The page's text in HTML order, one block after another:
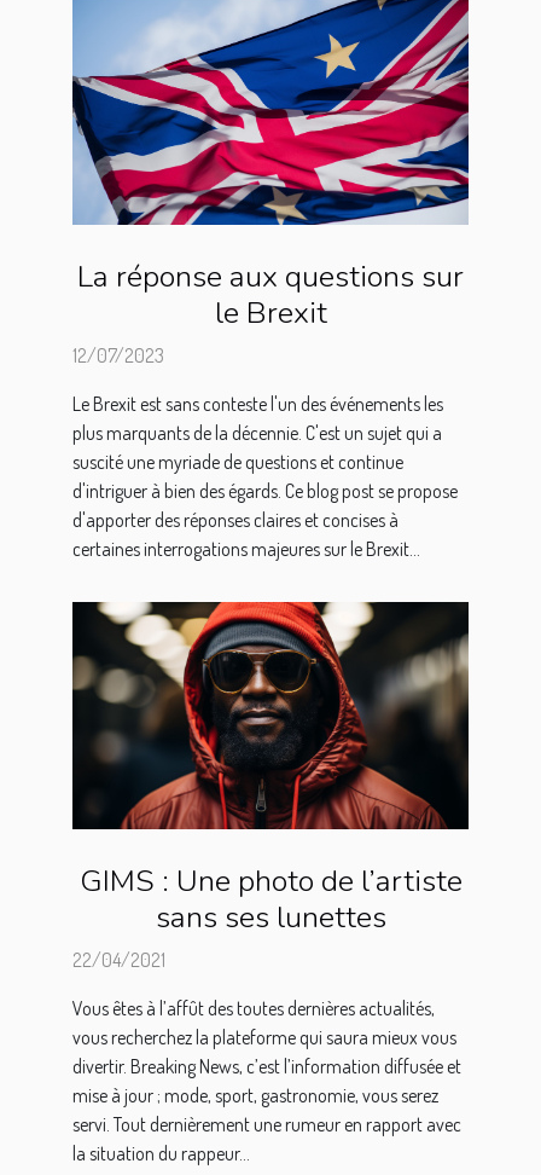
La réponse aux questions sur
le Brexit
12/07/2023
Le Brexit est sans conteste l'un des événements les
plus marquants de la décennie. C'est un sujet qui a
suscité une myriade de questions et continue
d'intriguer à bien des égards. Ce blog post se propose
d'apporter des réponses claires et concises à
certaines interrogations majeures sur le Brexit...
GIMS : Une photo de l’artiste
sans ses lunettes
22/04/2021
Vous êtes à l’affût des toutes dernières actualités,
vous recherchez la plateforme qui saura mieux vous
divertir. Breaking News, c’est l’information diffusée et
mise à jour ; mode, sport, gastronomie, vous serez
servi. Tout dernièrement une rumeur en rapport avec
la situation du rappeur...